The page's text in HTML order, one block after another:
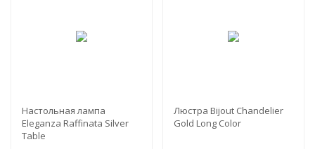
Настольная лампа
Eleganza Raffinata Silver
Table
Люстра Bijout Chandelier
Gold Long Сolor